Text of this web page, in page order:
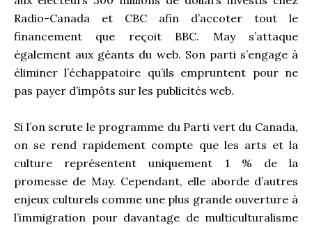
Radio-Canada et CBC afin d’accoter tout le
financement que reçoit BBC. May s’attaque
également aux géants du web. Son parti s’engage à
éliminer l’échappatoire qu’ils empruntent pour ne
pas payer d’impôts sur les publicités web.
Si l’on scrute le programme du Parti vert du Canada,
on se rend rapidement compte que les arts et la
culture représentent uniquement 1 % de la
promesse de May. Cependant, elle aborde d’autres
enjeux culturels comme une plus grande ouverture à
l’immigration pour davantage de multiculturalisme